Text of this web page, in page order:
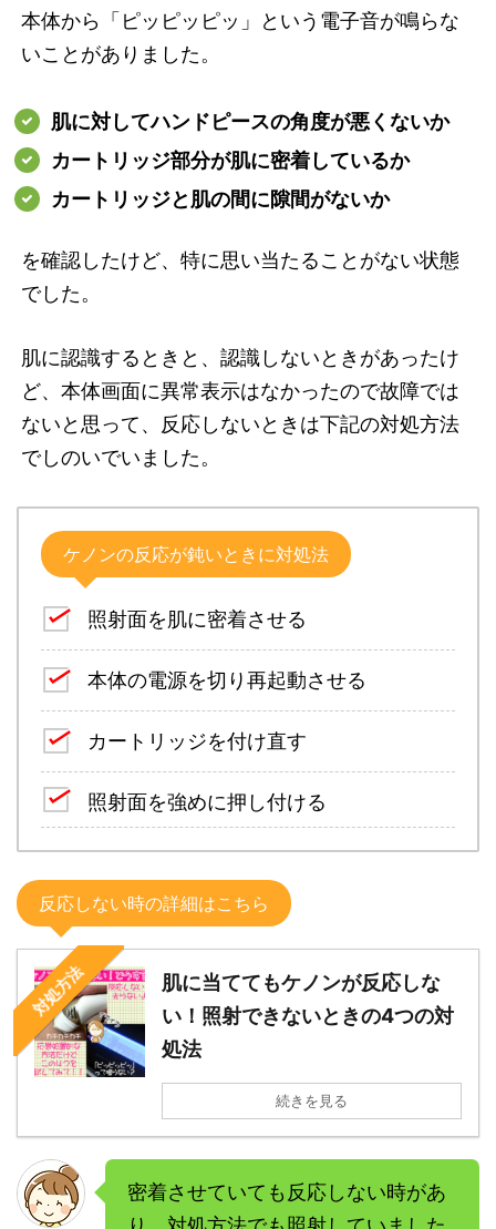
本体から「ピッピッピッ」という電子音が鳴らな
いことがありました。
肌に対してハンドピースの角度が悪くないか
カートリッジ部分が肌に密着しているか
カートリッジと肌の間に隙間がないか
を確認したけど、特に思い当たることがない状態
でした。
肌に認識するときと、認識しないときがあったけ
ど、本体画面に異常表示はなかったので故障では
ないと思って、反応しないときは下記の対処方法
でしのいでいました。
ケノンの反応が鈍いときに対処法
照射面を肌に密着させる
本体の電源を切り再起動させる
カートリッジを付け直す
照射面を強めに押し付ける
反応しない時の詳細はこちら
対処方法
肌に当ててもケノンが反応しな
い！照射できないときの4つの対
処法
続きを見る
密着させていても反応しない時があ